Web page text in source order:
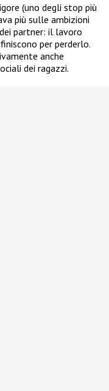
(uno degli stop più
più sulle ambizioni
partner: il lavoro
per perderlo.
anche
dei ragazzi.